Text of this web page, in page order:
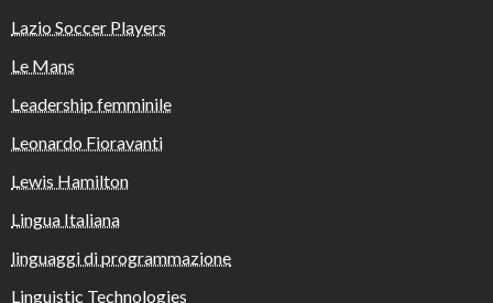
Lazio Soccer Players
Le Mans
Leadership femminile
Leonardo Fioravanti
Lewis Hamilton
Lingua Italiana
linguaggi di programmazione
Linguistic Technologies